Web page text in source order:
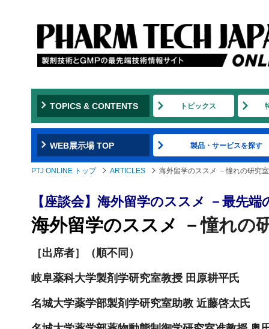
TOPICS & CONTENTS トピックス
WEB展示場 TOP 製品・サービスを探す
PTJ ONLINE トップ ARTICLES 海外留学のススメ －憧れの研究
【座談会】海外留学のススメ －最先
海外留学のススメ －憧れの
［出席者］（順不同）
岐阜薬科大学製剤学研究室教授 田原耕平氏
名城大学薬学部製剤学研究室助教 近藤啓太氏